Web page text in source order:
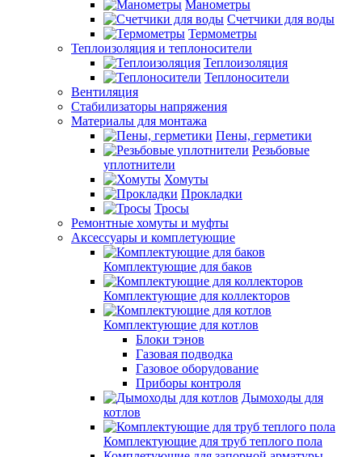
Манометры
Счетчики для воды
Термометры
Теплоизоляция и теплоносители
Теплоизоляция
Теплоносители
Вентиляция
Стабилизаторы напряжения
Материалы для монтажа
Пены, герметики
Резьбовые
уплотнители
Хомуты
Прокладки
Тросы
Ремонтные хомуты и муфты
Аксессуары и комплетующие
Комплектующие для баков
Комплектующие для коллекторов
Комплектующие для котлов
Блоки тэнов
Газовая подводка
Газовое оборудование
Приборы контроля
Дымоходы для
котлов
Комплектующие для труб теплого пола